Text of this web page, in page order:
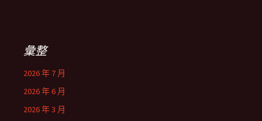
彙整
2026 年 7 月
2026 年 6 月
2026 年 3 月